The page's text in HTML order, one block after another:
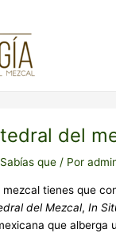
del
Sabías que / Por
tienes que
del Mezcal,In
que alberga